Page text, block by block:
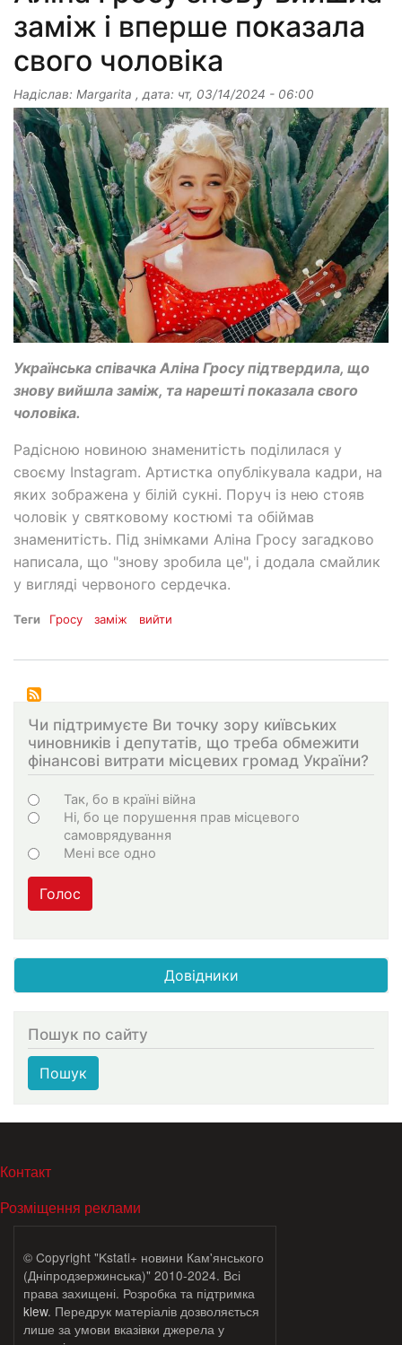
заміж і вперше показала
свого чоловіка
Надіслав: Margarita , дата: чт, 03/14/2024 - 06:00
Українська співачка Аліна Гросу підтвердила, що
знову вийшла заміж, та нарешті показала свого
чоловіка.
Радісною новиною знаменитість поділилася у
своєму Instagram. Артистка опублікувала кадри, на
яких зображена у білій сукні. Поруч із нею стояв
чоловік у святковому костюмі та обіймав
знаменитість. Під знімками Аліна Гросу загадково
написала, що "знову зробила це", і додала смайлик
у вигляді червоного сердечка.
Теги Гросу заміж вийти
Чи підтримуєте Ви точку зору київських
чиновників і депутатів, що треба обмежити
фінансові витрати місцевих громад України?
Варіанти
Так, бо в країні війна
Ні, бо це порушення прав місцевого
самоврядування
Мені все одно
Голос
Довідники
Пошук по сайту
Пошук
МЕНЮ В ПОДВАЛЕ
Контакт
Розміщення реклами
© Copyright "Kstati+ новини Кам'янського
(Дніпродзержинська)" 2010-2024. Всі
права захищені. Розробка та підтримка
klew. Передрук матеріалів дозволяється
лише за умови вказівки джерела у